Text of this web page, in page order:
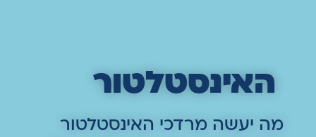
האינסטלטור
מה יעשה מרדכי האינסטלטור